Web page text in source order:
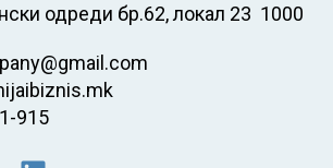
одреди бр.62, локал 23 1000
915